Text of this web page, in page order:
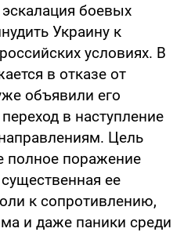
эскалация боевых
Украину к
условиях. В
в отказе от
объявили его
в наступление
Цель
полное поражение
ее
к сопротивлению,
и даже паники среди